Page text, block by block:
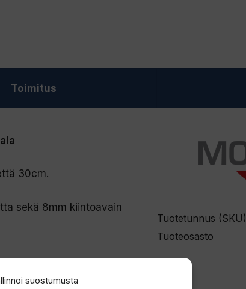
suostumusta
Toimitus
30cm.
sekä 8mm kiintoavain
Tuotetunnus (SKU)
Tuoteosasto